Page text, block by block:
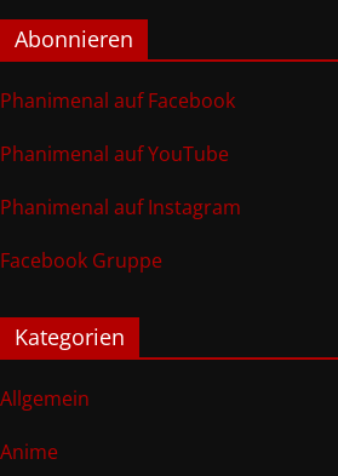
Abonnieren
Phanimenal auf Facebook
Phanimenal auf YouTube
Phanimenal auf Instagram
Facebook Gruppe
Kategorien
Allgemein
Anime